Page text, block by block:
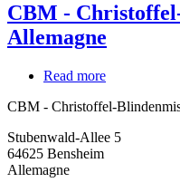
CBM -
Allemagne
Read more
-
CBM - Christoffel-
Stubenwald-Allee 5
64625 Bensheim
Allemagne